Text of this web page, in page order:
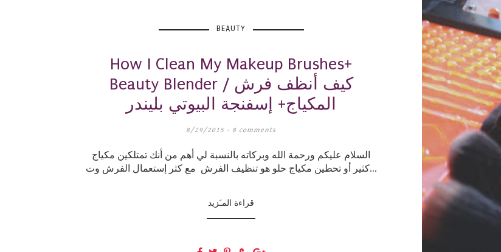
BEAUTY
How I Clean My Makeup Brushes+
Beauty Blender / كيف أنظف فرش
المكياج+ إسفنجة البيوتي بليندر
8/29/2015 - 8 comments
السلام عليكم ورحمة الله وبركاته بالنسبة لي أهم من أنك تمتلكين مكياج
كثير أو تحطين مكياج حلو هو تنظيف الفرش مع كثر إستعمال الفرش وت...
قراءة المـَزيد